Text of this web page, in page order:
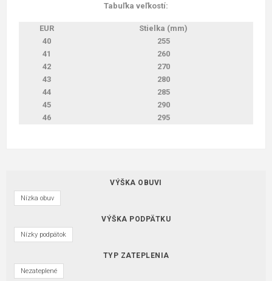
Tabuľka veľkostí:
EUR
Stielka (mm)
40
255
41
260
42
270
43
280
44
285
45
290
46
295
VÝŠKA OBUVI
Nízka obuv
VÝŠKA PODPÄTKU
Nízky podpätok
TYP ZATEPLENIA
Nezateplené